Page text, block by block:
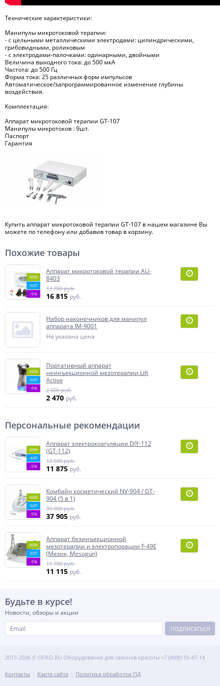
Технические характеристики:
Манипулы микротоковой терапии:
- с цельными металлическими электродами: цилиндрическими,
грибовидными, роликовым
- с электродами-палочками: одинарными, двойными
Величина выходного тока: до 500 мкА
Частота: до 500 Гц
Форма тока: 25 различных форм импульсов
Автоматическое/запрограммированное изменение глубины
воздействия.
Комплектация:
Аппарат микротоковой терапии GT-107
Манипулы микротоков : 9шт.
Паспорт
Гарантия
Купить аппарат микротоковой терапии GT-107 в нашем магазине Вы
можете по телефону или добавив товар в корзину.
Похожие товары
NEW
ХИТ
-5%
Аппарат микротоковой терапии AU-
8403
17 700 руб.
16 815 руб.
Набор наконечников для манипул
аппарата IM-9001
Не указана цена
NEW
ХИТ
-5%
Портативный аппарат
неинъекционной мезотерапии Lift
Active
2 600 руб.
2 470 руб.
Персональные рекомендации
NEW
ХИТ
-5%
Аппарат электрокоагуляции DIY-112
(GT-112)
12 500 руб.
11 875 руб.
NEW
ХИТ
-5%
Комбайн косметический NV-904 / GT-
904 (5 в 1)
39 900 руб.
37 905 руб.
NEW
ХИТ
-5%
Аппарат безинъекционной
мезотерапии и электропорации F-49E
(Мезик, Mesogun)
11 700 руб.
11 115 руб.
Будьте в курсе!
Новости, обзоры и акции
ПОДПИСАТЬСЯ
2013-2026 © OFKO.RU Оборудование для салонов красоты +7 (499)110-47-14
Контакты Карта сайта Политика обработки ПД